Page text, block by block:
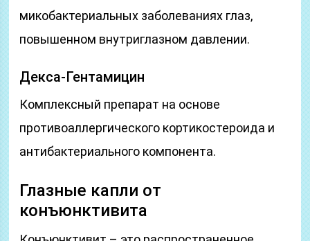
микобактериальных заболеваниях глаз,
повышенном внутриглазном давлении.
Декса-Гентамицин
Комплексный препарат на основе
противоаллергического кортикостероида и
антибактериального компонента.
Глазные капли от
конъюнктивита